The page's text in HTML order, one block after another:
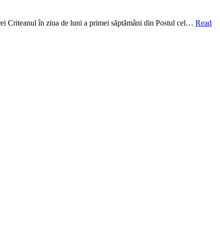
Criteanul în ziua de luni a primei săptămâni din Postul cel… Read